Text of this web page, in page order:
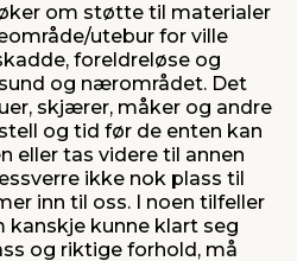
om støtte til materialer
utebur for ville
foreldreløse og
og nærområdet. Det
skjærer, måker og andre
og tid før de enten kan
eller tas videre til annen
ikke nok plass til
inn til oss. I noen tilfeller
kunne klart seg
og riktige forhold, må